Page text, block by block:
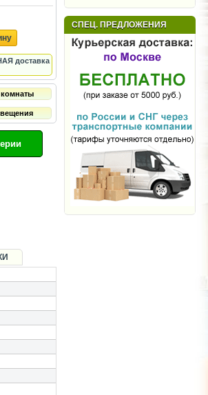
доставка
комнаты
СПЕЦ. ПРЕДЛОЖЕНИЯ